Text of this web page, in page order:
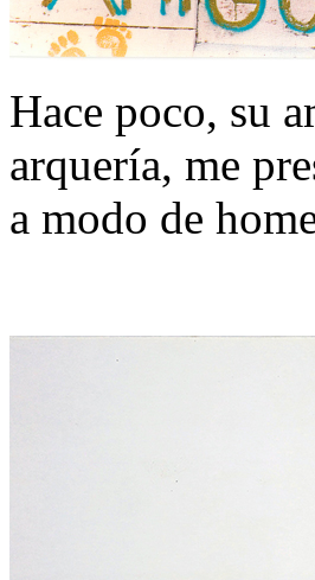
Hace poco, su
arquería, me
a modo de